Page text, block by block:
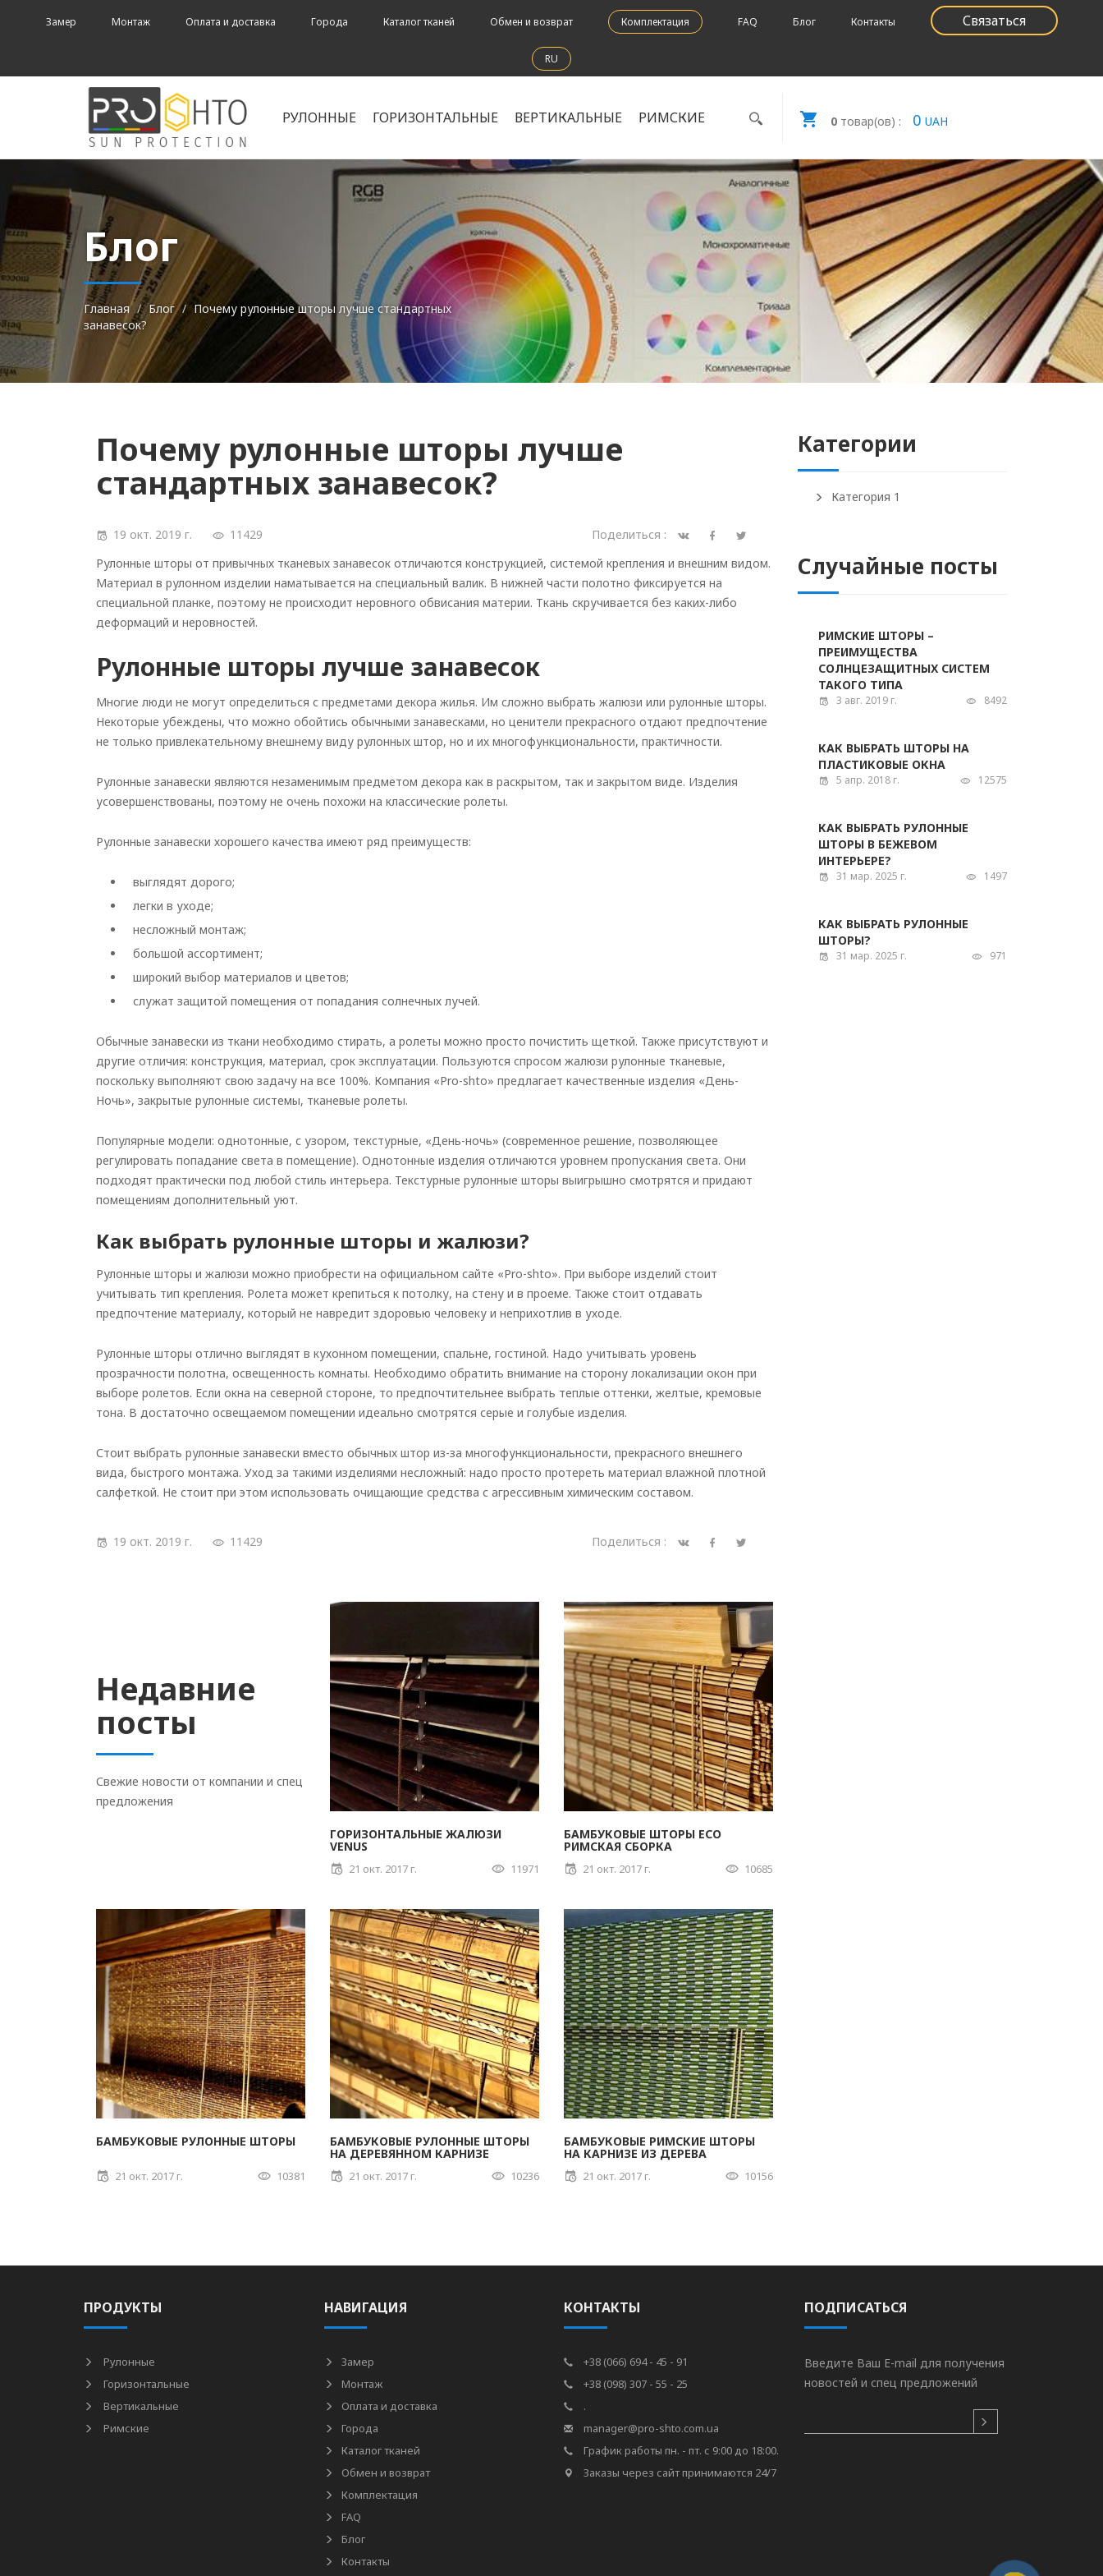
Замер Монтаж Оплата и доставка Города Каталог тканей Обмен и возврат Комплектация FAQ Блог Контакты Связаться
RU
РУЛОННЫЕ ГОРИЗОНТАЛЬНЫЕ ВЕРТИКАЛЬНЫЕ РИМСКИЕ 0товар(ов) : 0 UAH
Блог
Главная Блог
Почему рулонные шторы лучше стандартных
занавесок?
Почему рулонные шторы лучше
стандартных занавесок?
19 окт. 2019 г. 11429
Поделиться :
Рулонные шторы от привычных тканевых занавесок отличаются конструкцией, системой крепления и внешним видом.
Материал в рулонном изделии наматывается на специальный валик. В нижней части полотно фиксируется на
специальной планке, поэтому не происходит неровного обвисания материи. Ткань скручивается без каких-либо
деформаций и неровностей.
Рулонные шторы лучше занавесок
Многие люди не могут определиться с предметами декора жилья. Им сложно выбрать жалюзи или рулонные шторы.
Некоторые убеждены, что можно обойтись обычными занавесками, но ценители прекрасного отдают предпочтение
не только привлекательному внешнему виду рулонных штор, но и их многофункциональности, практичности.
Рулонные занавески являются незаменимым предметом декора как в раскрытом, так и закрытом виде. Изделия
усовершенствованы, поэтому не очень похожи на классические ролеты.
Рулонные занавески хорошего качества имеют ряд преимуществ:
выглядят дорого;
легки в уходе;
несложный монтаж;
большой ассортимент;
широкий выбор материалов и цветов;
служат защитой помещения от попадания солнечных лучей.
Обычные занавески из ткани необходимо стирать, а ролеты можно просто почистить щеткой. Также присутствуют и
другие отличия: конструкция, материал, срок эксплуатации. Пользуются спросом жалюзи рулонные тканевые,
поскольку выполняют свою задачу на все 100%. Компания «Pro-shto» предлагает качественные изделия «День-
Ночь», закрытые рулонные системы, тканевые ролеты.
Популярные модели: однотонные, с узором, текстурные, «День-ночь» (современное решение, позволяющее
регулировать попадание света в помещение). Однотонные изделия отличаются уровнем пропускания света. Они
подходят практически под любой стиль интерьера. Текстурные рулонные шторы выигрышно смотрятся и придают
помещениям дополнительный уют.
Как выбрать рулонные шторы и жалюзи?
Рулонные шторы и жалюзи можно приобрести на официальном сайте «Pro-shto». При выборе изделий стоит
учитывать тип крепления. Ролета может крепиться к потолку, на стену и в проеме. Также стоит отдавать
предпочтение материалу, который не навредит здоровью человеку и неприхотлив в уходе.
Рулонные шторы отлично выглядят в кухонном помещении, спальне, гостиной. Надо учитывать уровень
прозрачности полотна, освещенность комнаты. Необходимо обратить внимание на сторону локализации окон при
выборе ролетов. Если окна на северной стороне, то предпочтительнее выбрать теплые оттенки, желтые, кремовые
тона. В достаточно освещаемом помещении идеально смотрятся серые и голубые изделия.
Стоит выбрать рулонные занавески вместо обычных штор из-за многофункциональности, прекрасного внешнего
вида, быстрого монтажа. Уход за такими изделиями несложный: надо просто протереть материал влажной плотной
салфеткой. Не стоит при этом использовать очищающие средства с агрессивным химическим составом.
19 окт. 2019 г. 11429 Поделиться :
Недавние
посты
Свежие новости от компании и спец
предложения
ГОРИЗОНТАЛЬНЫЕ ЖАЛЮЗИ
VENUS
21 окт. 2017 г. 11971
БАМБУКОВЫЕ ШТОРЫ ECO
РИМСКАЯ СБОРКА
21 окт. 2017 г. 10685
БАМБУКОВЫЕ РУЛОННЫЕ ШТОРЫ
21 окт. 2017 г. 10381
БАМБУКОВЫЕ РУЛОННЫЕ ШТОРЫ
НА ДЕРЕВЯННОМ КАРНИЗЕ
21 окт. 2017 г. 10236
БАМБУКОВЫЕ РИМСКИЕ ШТОРЫ
НА КАРНИЗЕ ИЗ ДЕРЕВА
21 окт. 2017 г. 10156
Категории
Категория 1
Случайные посты
РИМСКИЕ ШТОРЫ –
ПРЕИМУЩЕСТВА
СОЛНЦЕЗАЩИТНЫХ СИСТЕМ
ТАКОГО ТИПА
3 авг. 2019 г. 8492
КАК ВЫБРАТЬ ШТОРЫ НА
ПЛАСТИКОВЫЕ ОКНА
5 апр. 2018 г. 12575
КАК ВЫБРАТЬ РУЛОННЫЕ
ШТОРЫ В БЕЖЕВОМ
ИНТЕРЬЕРЕ?
31 мар. 2025 г. 1497
КАК ВЫБРАТЬ РУЛОННЫЕ
ШТОРЫ?
31 мар. 2025 г. 971
ПРОДУКТЫ
Рулонные
Горизонтальные
Вертикальные
Римские
НАВИГАЦИЯ
Замер
Монтаж
Оплата и доставка
Города
Каталог тканей
Обмен и возврат
Комплектация
FAQ
Блог
Контакты
КОНТАКТЫ
+38 (066) 694 - 45 - 91
+38 (098) 307 - 55 - 25
.
manager@pro-shto.com.ua
График работы пн. - пт. с 9:00 до 18:00.
Заказы через сайт принимаются 24/7
ПОДПИСАТЬСЯ
Введите Ваш E-mail для получения
новостей и спец предложений